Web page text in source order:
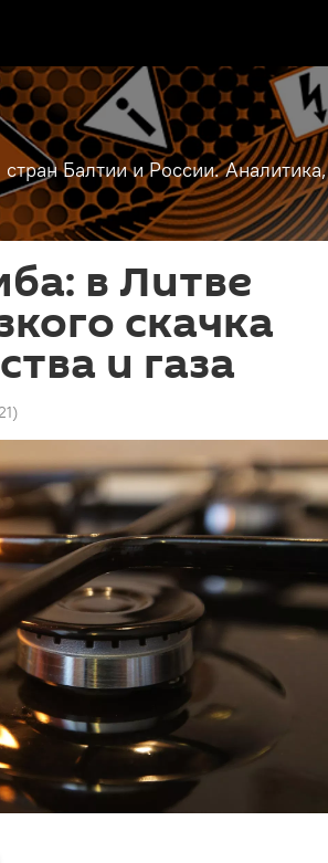
Балтии и России. Аналитика,
в Литве
скачка
и газа
)